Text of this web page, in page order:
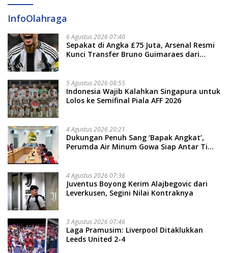
InfoOlahraga
6 Agustus 2026 07:40
Sepakat di Angka £75 Juta, Arsenal Resmi
Kunci Transfer Bruno Guimaraes dari
5 Agustus 2026 08:55
Indonesia Wajib Kalahkan Singapura untuk
Lolos ke Semifinal Piala AFF 2026
4 Agustus 2026 20:21
Dukungan Penuh Sang ‘Bapak Angkat’,
Perumda Air Minum Gowa Siap Antar Tim
4 Agustus 2026 07:36
Juventus Boyong Kerim Alajbegovic dari
Leverkusen, Segini Nilai Kontraknya
3 Agustus 2026 07:46
Laga Pramusim: Liverpool Ditaklukkan
Leeds United 2-4